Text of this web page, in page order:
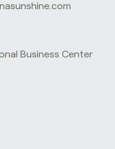
Business Center